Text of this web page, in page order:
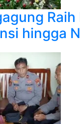
hingga